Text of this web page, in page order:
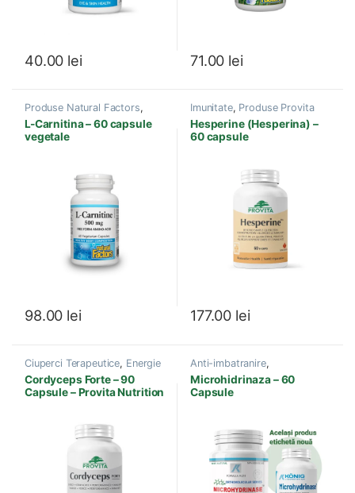
40.00 lei 71.00 lei
Produse Natural Factors,
Acizi grasi esentiali
Aminoacizi,Antioxidanti,Boli
Cardiovasculare
L-Carnitina – 60 capsule
vegetale
98.00 lei
Imunitate, Produse Provita
Nutrition
Hesperine (Hesperina) –
60 capsule
177.00 lei
Ciuperci Terapeutice, Energie
si Vitalitate
Imunitate,
Produse Provita Nutrition
Suplimente Sportivi
Cordyceps Forte – 90
Capsule – Provita Nutrition
Anti-imbatranire,
Antioxidanti
Autism,Diabet
Imunitate,Produse Konig
Laboratorium
Microhidrinaza – 60
Capsule